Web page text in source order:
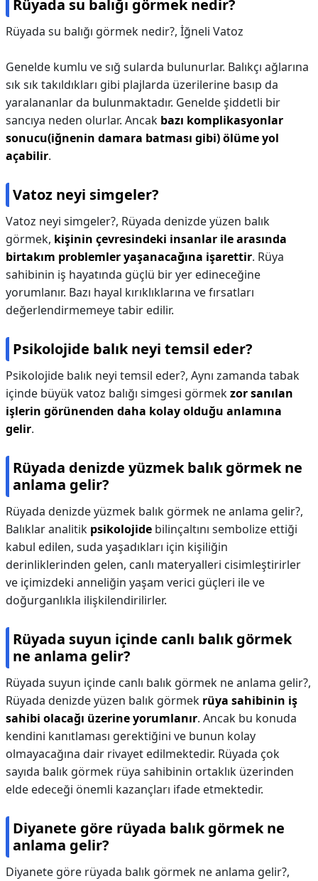
Rüyada su balığı görmek nedir?
Rüyada su balığı görmek nedir?, İğneli Vatoz
Genelde kumlu ve sığ sularda bulunurlar. Balıkçı ağlarına
sık sık takıldıkları gibi plajlarda üzerilerine basıp da
yaralananlar da bulunmaktadır. Genelde şiddetli bir
sancıya neden olurlar. Ancak bazı komplikasyonlar
sonucu(iğnenin damara batması gibi) ölüme yol
açabilir.
Vatoz neyi simgeler?
Vatoz neyi simgeler?, Rüyada denizde yüzen balık
görmek, kişinin çevresindeki insanlar ile arasında
birtakım problemler yaşanacağına işarettir. Rüya
sahibinin iş hayatında güçlü bir yer edineceğine
yorumlanır. Bazı hayal kırıklıklarına ve fırsatları
değerlendirmemeye tabir edilir.
Psikolojide balık neyi temsil eder?
Psikolojide balık neyi temsil eder?, Aynı zamanda tabak
içinde büyük vatoz balığı simgesi görmekzor sanılan
işlerin görünenden daha kolay olduğu anlamına
gelir.
Rüyada denizde yüzmek balık görmek ne
anlama gelir?
Rüyada denizde yüzmek balık görmek ne anlama gelir?,
Balıklar analitik psikolojide bilinçaltını sembolize ettiği
kabul edilen, suda yaşadıkları için kişiliğin
derinliklerinden gelen, canlı materyalleri cisimleştirirler
ve içimizdeki anneliğin yaşam verici güçleri ile ve
doğurganlıkla ilişkilendirilirler.
Rüyada suyun içinde canlı balık görmek
ne anlama gelir?
Rüyada suyun içinde canlı balık görmek ne anlama gelir?,
Rüyada denizde yüzen balık görmek rüya sahibinin iş
sahibi olacağı üzerine yorumlanır. Ancak bu konuda
kendini kanıtlaması gerektiğini ve bunun kolay
olmayacağına dair rivayet edilmektedir. Rüyada çok
sayıda balık görmek rüya sahibinin ortaklık üzerinden
elde edeceği önemli kazançları ifade etmektedir.
Diyanete göre rüyada balık görmek ne
anlama gelir?
Diyanete göre rüyada balık görmek ne anlama gelir?,